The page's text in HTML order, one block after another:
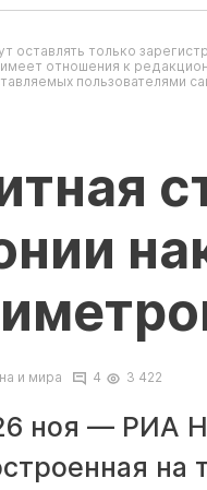
оставлять только
отношения к
пользователями
и мира 4 3 422
ноя — РИА